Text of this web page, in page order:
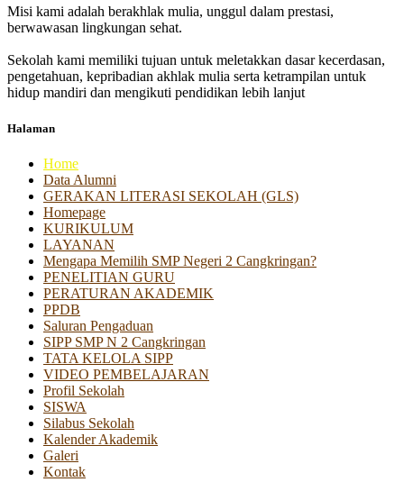
Misi kami adalah berakhlak mulia, unggul dalam prestasi,
berwawasan lingkungan sehat.
Sekolah kami memiliki tujuan untuk meletakkan dasar kecerdasan,
pengetahuan, kepribadian akhlak mulia serta ketrampilan untuk
hidup mandiri dan mengikuti pendidikan lebih lanjut
Halaman
Home
Data Alumni
GERAKAN LITERASI SEKOLAH (GLS)
Homepage
KURIKULUM
LAYANAN
Mengapa Memilih SMP Negeri 2 Cangkringan?
PENELITIAN GURU
PERATURAN AKADEMIK
PPDB
Saluran Pengaduan
SIPP SMP N 2 Cangkringan
TATA KELOLA SIPP
VIDEO PEMBELAJARAN
Profil Sekolah
SISWA
Silabus Sekolah
Kalender Akademik
Galeri
Kontak